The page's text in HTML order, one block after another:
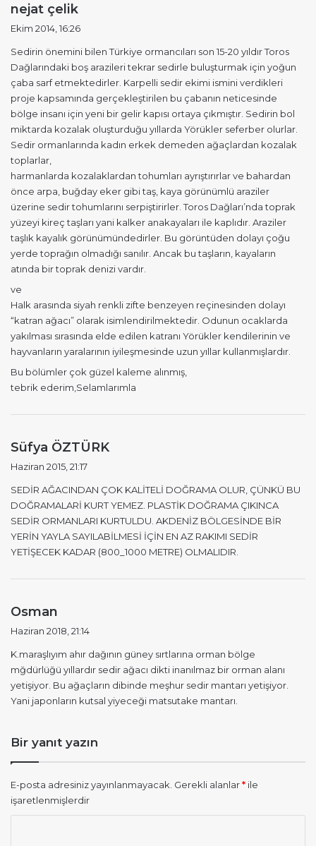
nejat çelik
i
k
i
Ekim 2014, 16:26
Sedirin önemini bilen Türkiye ormancıları son 15-20 yıldır Toros
Dağlarındaki boş arazileri tekrar sedirle buluşturmak için yoğun
çaba sarf etmektedirler. Karpelli sedir ekimi ismini verdikleri
proje kapsamında gerçekleştirilen bu çabanın neticesinde
bölge insanı için yeni bir gelir kapısı ortaya çıkmıştır. Sedirin bol
miktarda kozalak oluşturduğu yıllarda Yörükler seferber olurlar.
Sedir ormanlarında kadın erkek demeden ağaçlardan kozalak
toplarlar,
harmanlarda kozalaklardan tohumları ayrıştırırlar ve bahardan
önce arpa, buğday eker gibi taş, kaya görünümlü araziler
üzerine sedir tohumlarını serpiştirirler. Toros Dağları’nda toprak
yüzeyi kireç taşları yani kalker anakayaları ile kaplıdır. Araziler
taşlık kayalık görünümündedirler. Bu görüntüden dolayı çoğu
yerde toprağın olmadığı sanılır. Ancak bu taşların, kayaların
atında bir toprak denizi vardır.
ve
Halk arasında siyah renkli zifte benzeyen reçinesinden dolayı
“katran ağacı” olarak isimlendirilmektedir. Odunun ocaklarda
yakılması sırasında elde edilen katranı Yörükler kendilerinin ve
hayvanların yaralarının iyileşmesinde uzun yıllar kullanmışlardır.
Bu bölümler çok güzel kaleme alınmış,
tebrik ederim,Selamlarımla
Süfya ÖZTÜRK
i
k
i
:
Haziran 2015, 21:17
SEDİR AĞACINDAN ÇOK KALİTELİ DOĞRAMA OLUR, ÇÜNKÜ BU
DOĞRAMALARİ KURT YEMEZ. PLASTİK DOĞRAMA ÇIKINCA
SEDİR ORMANLARI KURTULDU. AKDENİZ BÖLGESİNDE BİR
YERİN YAYLA SAYILABİLMESİ İÇİN EN AZ RAKIMI SEDİR
YETİŞECEK KADAR (800_1000 METRE) OLMALIDIR.
Osman
i
k
i
:
Haziran 2018, 21:14
K.maraşlıyım ahır dağının güney sırtlarına orman bölge
mğdürlüğü yıllardır sedir ağacı dikti inanılmaz bir orman alanı
yetişiyor. Bu ağaçların dibinde meşhur sedir mantarı yetişiyor.
Yani japonların kutsal yiyeceği matsutake mantarı.
Bir yanıt yazın
E-posta adresiniz yayınlanmayacak. Gerekli alanlar* ile
işaretlenmişlerdir